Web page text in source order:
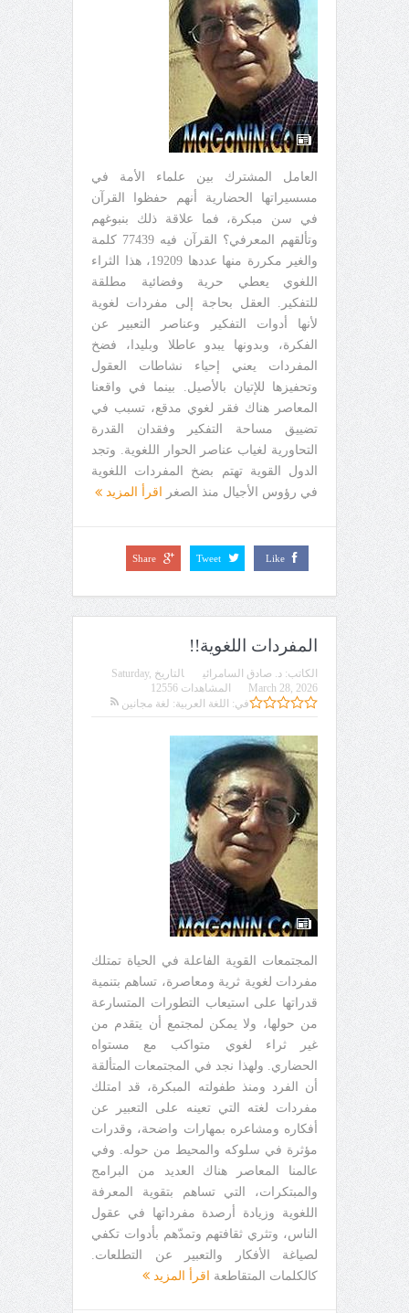
العامل المشترك بين علماء الأمة في
مسسيراتها الحضارية أنهم حفظوا القرآن
في سن مبكرة، فما علاقة ذلك بنبوغهم
وتألقهم المعرفي؟ القرآن فيه 77439 كلمة
والغير مكررة منها عددها 19209، هذا الثراء
اللغوي يعطي حرية وفضائية مطلقة
للتفكير. العقل بحاجة إلى مفردات لغوية
لأنها أدوات التفكير وعناصر التعبير عن
الفكرة، وبدونها يبدو عاطلا وبليدا، فضخ
المفردات يعني إحياء نشاطات العقول
وتحفيزها للإتيان بالأصيل. بينما في واقعنا
المعاصر هناك فقر لغوي مدقع، تسبب في
تضييق مساحة التفكير وفقدان القدرة
التحاورية لغياب عناصر الحوار اللغوية. وتجد
الدول القوية تهتم بضخ المفردات اللغوية
في رؤوس الأجيال منذ الصغر
اقرأ المزيد
Like
Tweet
Share
المفردات اللغوية!!
الكاتب: د. صادق السامرائي التاريخ Saturday,
March 28, 2026
في: اللغة العربية: لغة مجانين
المشاهدات 12556
المجتمعات القوية الفاعلة في الحياة تمتلك
مفردات لغوية ثرية ومعاصرة، تساهم بتنمية
قدراتها على استيعاب التطورات المتسارعة
من حولها، ولا يمكن لمجتمع أن يتقدم من
غير ثراء لغوي متواكب مع مستواه
الحضاري. ولهذا نجد في المجتمعات المتألقة
أن الفرد ومنذ طفولته المبكرة، قد امتلك
مفردات لغته التي تعينه على التعبير عن
أفكاره ومشاعره بمهارات واضحة، وقدرات
مؤثرة في سلوكه والمحيط من حوله. وفي
عالمنا المعاصر هناك العديد من البرامج
والمبتكرات، التي تساهم بتقوية المعرفة
اللغوية وزيادة أرصدة مفرداتها في عقول
الناس، وتثري ثقافتهم وتمدّهم بأدوات تكفي
لصياغة الأفكار والتعبير عن التطلعات.
كالكلمات المتقاطعة اقرأ المزيد